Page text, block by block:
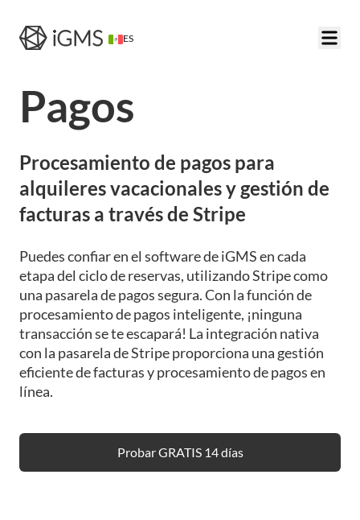
ES
Pagos
Procesamiento de pagos para
alquileres vacacionales y gestión de
facturas a través de Stripe
Puedes confiar en el software de iGMS en cada
etapa del ciclo de reservas, utilizando Stripe como
una pasarela de pagos segura. Con la función de
procesamiento de pagos inteligente, ¡ninguna
transacción se te escapará! La integración nativa
con la pasarela de Stripe proporciona una gestión
eficiente de facturas y procesamiento de pagos en
línea.
Probar GRATIS 14 días